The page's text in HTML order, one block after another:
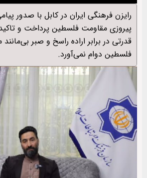
رایزن فرهنگی ایران در کابل با صدور
پیروزی مقاومت فلسطین پرداخت و
قدرتی در برابر اراده راسخ و صبر
فلسطین دوام نمی‌آورد.